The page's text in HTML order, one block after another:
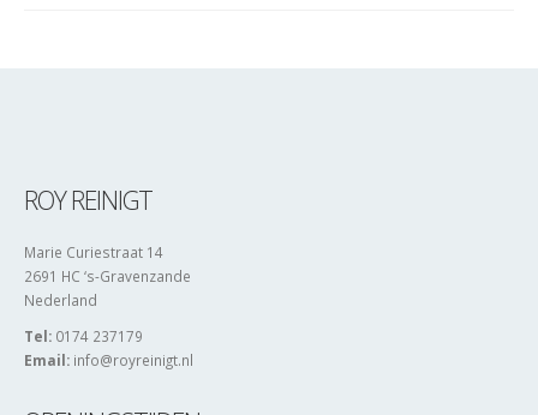
ROY REINIGT
Marie Curiestraat 14
2691 HC ‘s-Gravenzande
Nederland
Tel: 0174 237179
Email: info@royreinigt.nl